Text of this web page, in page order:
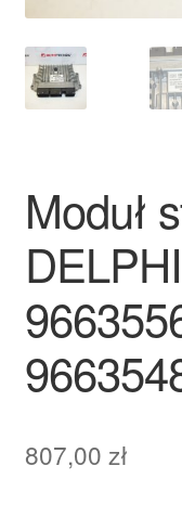
Skarga
Zasady i warunki
Moduł
807,00 zł